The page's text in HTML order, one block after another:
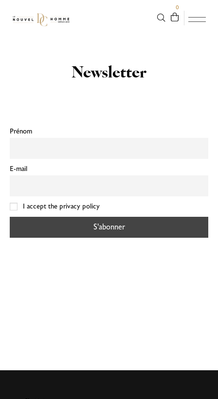
0
Newsletter
Prénom
E-mail
I accept the privacy policy